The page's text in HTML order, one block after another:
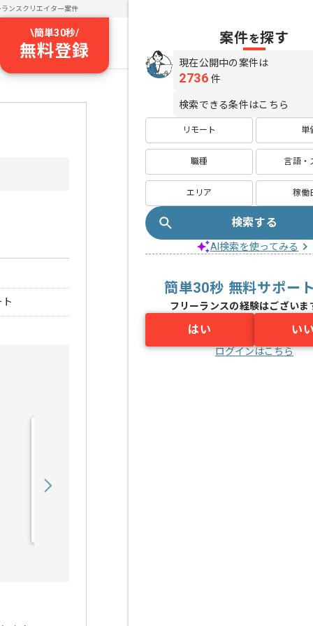
ランスクリエイター案件
\簡単30秒/
無料登録
案件
案件を探す
現在公開中の案件は
2736 件
検索できる条件はこちら
リモート 単
職種 言語・
エリア 稼働
検索する
AI検索を使ってみる
簡単30秒 無料サポー
フリーランスの経験はございま
はい い
ログインはこちら